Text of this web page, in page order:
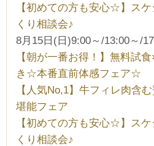
【初めての方も安心☆】ス
くり相談会♪
8月15日(日)9:00～/13:00～/
【朝が一番お得！】無料試
き☆本番直前体感フェア☆
【人気No,1】牛フィレ肉含
堪能フェア
【初めての方も安心☆】ス
くり相談会♪